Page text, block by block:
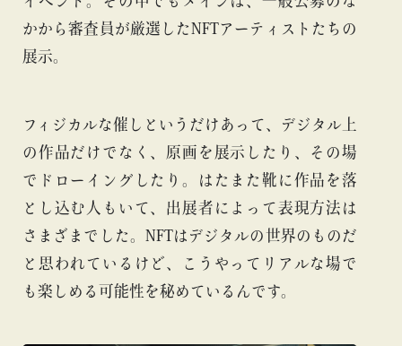
かから審査員が厳選したNFTアーティストたちの
展示。
フィジカルな催しというだけあって、デジタル上
の作品だけでなく、原画を展示したり、その場
でドローイングしたり。はたまた靴に作品を落
とし込む人もいて、出展者によって表現方法は
さまざまでした。NFTはデジタルの世界のものだ
と思われているけど、こうやってリアルな場で
も楽しめる可能性を秘めているんです。